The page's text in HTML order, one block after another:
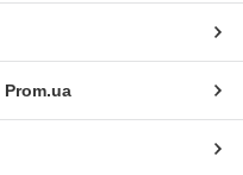
Prom.ua